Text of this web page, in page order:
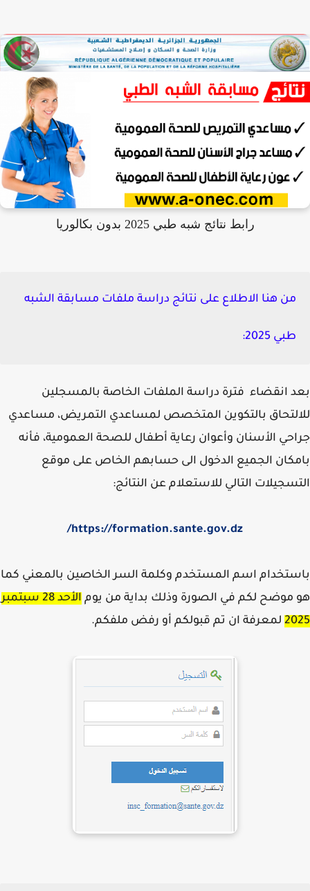
رابط نتائج شبه طبي 2025 بدون بكالوريا
من هنا الاطلاع على نتائج دراسة ملفات مسابقة الشبه
طبي 2025:
انقضاء فترة دراسة الملفات الخاصة بالمسجلين
بالتكوين المتخصص لمساعدي التمريض، مساعدي
الأسنان وأعوان رعاية أطفال للصحة العمومية، فأنه
الجميع الدخول الى حسابهم الخاص على موقع
التالي للاستعلام عن النتائج:
https://formation.sante.gov.dz/
اسم المستخدم وكلمة السر الخاصين بالمعني كما
موضح لكم في الصورة وذلك بداية من يوم
الأحد 28 سبتمبر
لمعرفة ان تم قبولكم أو رفض ملفكم.